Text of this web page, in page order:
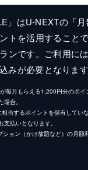
」はU-NEXTの「
トを活用すること
ンです。ご利用に
みが必要となります
毎月もらえる1,200円分のポ
合。
当するポイントを保有してい
払いとなります。
ョン（かけ放題など）の月額